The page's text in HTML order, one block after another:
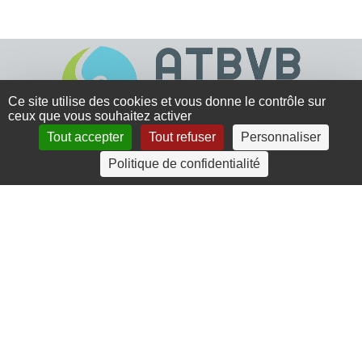
4 rue Crec’h-Ugen
22810 Belle Isle en Terre
Ce site utilise des cookies et vous donne le contrôle sur
ceux que vous souhaitez activer
Tout accepter
Tout refuser
Personnaliser
Politique de confidentialité